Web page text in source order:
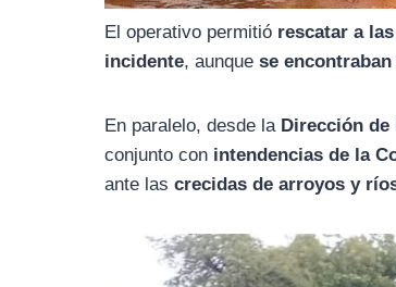
El operativo permitió rescatar a
incidente, aunquese
En paralelo, desde la Dirección de
conjunto con intendencias de la
ante lascrecidas de arroyos y